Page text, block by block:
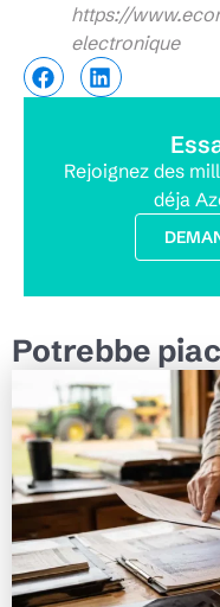
https://
electronique
Rejoignez des
déja
Potrebbe